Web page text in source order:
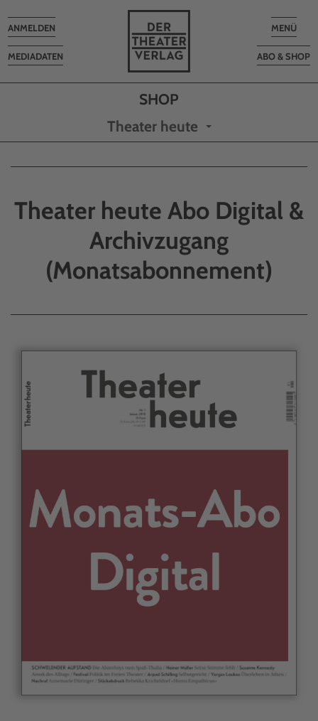
Toggle
MENÜ
ABO & SHOP
MEDIADATEN
Toggle
navigation
ANMELDEN
Theater heute
Theater heute Abo Digital &
Archivzugang
(Monatsabonnement)